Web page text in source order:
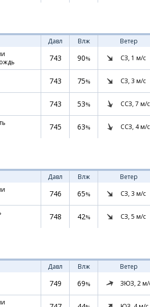
Давл Влж
Ветер
743 90% СЗ, 1 м/с
743 75% СЗ, 3 м/с
743 53% ССЗ, 7 м/с
745 63% ССЗ, 4м/с
Давл Влж
Ветер
746 65% СЗ, 3 м/с
748 42% СЗ, 5 м/с
Давл Влж
Ветер
749 69% ЗЮЗ, 2м/